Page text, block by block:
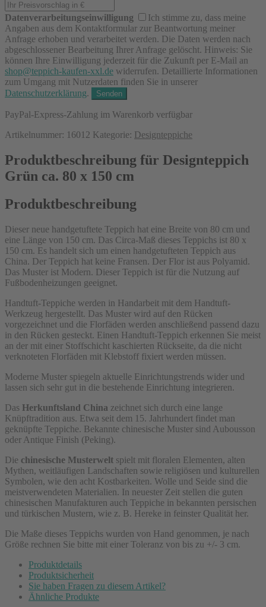
Datenverarbeitungseinwilligung
Ich stimme zu, dass meine
Angaben aus dem Kontaktformular zur Beantwortung meiner
Anfrage erhoben und verarbeitet werden. Die Daten werden nach
abgeschlossener Bearbeitung Ihrer Anfrage gelöscht. Hinweis: Sie
können Ihre Einwilligung jederzeit für die Zukunft per E-Mail an
shop@teppich-kaufen-xxl.de widerrufen. Detaillierte Informationen
zum Umgang mit Nutzerdaten finden Sie in unserer
Datenschutzerklärung.
PayPal-Express-Zahlung im Warenkorb verfügbar
Artikelnummer: 16012 Kategorie: Designteppiche
Produktbeschreibung für Designteppich
Grün ca. 80 x 150 cm
Produktbeschreibung
Dieser neue handgetuftete Teppich hat eine Breite von 80 cm und
eine Länge von 150 cm. Das Circa-Maß dieses Teppichs ist 80 x
150 cm. Es handelt sich um einen handgetufteten Teppich aus
China. Der Teppich hat keine Fransen. Der Flor ist aus Polyamid.
Das Muster ist Modern. Dieser Teppich ist für die Nutzung auf
Fußbodenheizungen geeignet.
Handtuft-Teppiche werden in Handarbeit mit dem Handtuft-
Werkzeug hergestellt. Das Muster wird auf den Rücken
vorgezeichnet und die Florfäden werden anschließend passend dazu
in den Rücken gesteckt. Einen Handtuft-Teppich erkennen Sie meist
an der mit einer Stoffschicht kaschierten Rückseite, da die nicht
verknoteten Florfäden mit Klebstoff fixiert werden müssen.
Moderne Muster spiegeln aktuelle Einrichtungstrends wider und
lassen sich sehr gut in die bestehende Einrichtung integrieren.
Das Herkunftsland China zeichnet sich durch eine lange
Knüpftradition aus. Etwa seit dem 15. Jahrhundert findet man
geknüpfte Teppiche. Bekannte chinesische Muster sind Aubousson
oder Antique Finish (Peking).
Die chinesische Musterwelt spielt mit floralen Elementen, alten
Mythen, weitläufigen Landschaften sowie religiösen und kulturellen
Symbolen, wie den acht Kostbarkeiten. Wolle und Seide sind die
meistverwendeten Materialien. In neuester Zeit stellen die guten
chinesischen Manufakturen auch Teppiche in bekannten persischen
und türkischen Mustern, wie z. B. Hereke in feinster Qualität her.
Die Maße dieses Teppichs wurden von Hand genommen, je nach
Größe rechnen Sie bitte mit einer Toleranz von bis zu +/- 3 cm.
Produktdetails
Produktsicherheit
Sie haben Fragen zu diesem Artikel?
Ähnliche Produkte